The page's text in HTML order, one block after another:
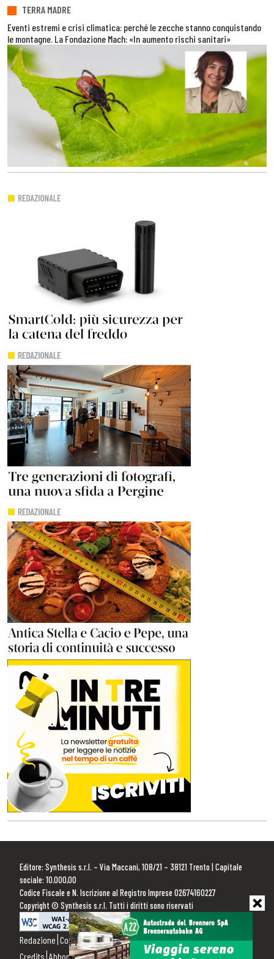
TERRA MADRE
Eventi estremi e crisi climatica: perché le zecche stanno conquistando
le montagne. La Fondazione Mach: «In aumento rischi sanitari»
Editore: Synthesis s.r.l. – Via Maccani, 108/21 – 38121 Trento | Capitale
sociale: 10.000,00
Codice Fiscale e N. Iscrizione al Registro Imprese 02674160227
Copyright © Synthesis s.r.l. Tutti i diritti sono riservati
Redazione Contattaci Pubblicità Privacy Policy Cookie Policy
Credits Abbonamenti